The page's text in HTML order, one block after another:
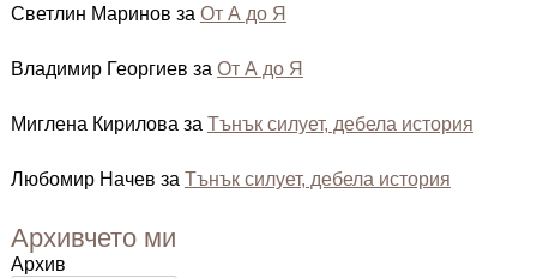
Светлин Маринов за От А до Я
Владимир Георгиев за От А до Я
Миглена Кирилова за Тънък силует, дебела история
Любомир Начев за Тънък силует, дебела история
Архивчето ми
Архив